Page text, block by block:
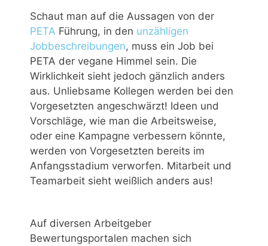
Schaut man auf die Aussagen von der
PETA Führung, in den unzähligen
Jobbeschreibungen, muss ein Job bei
PETA der vegane Himmel sein. Die
Wirklichkeit sieht jedoch gänzlich anders
aus. Unliebsame Kollegen werden bei den
Vorgesetzten angeschwärzt! Ideen und
Vorschläge, wie man die Arbeitsweise,
oder eine Kampagne verbessern könnte,
werden von Vorgesetzten bereits im
Anfangsstadium verworfen. Mitarbeit und
Teamarbeit sieht weißlich anders aus!
Auf diversen Arbeitgeber
Bewertungsportalen machen sich